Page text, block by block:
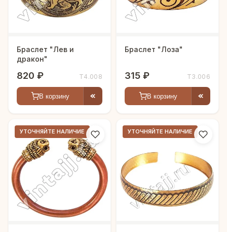
Браслет "Лев и
дракон"
820 ₽ Т4.008
В корзину
Браслет "Лоза"
315 ₽ Т3.006
В корзину
УТОЧНЯЙТЕ НАЛИЧИЕ УТОЧНЯЙТЕ НАЛИЧИЕ